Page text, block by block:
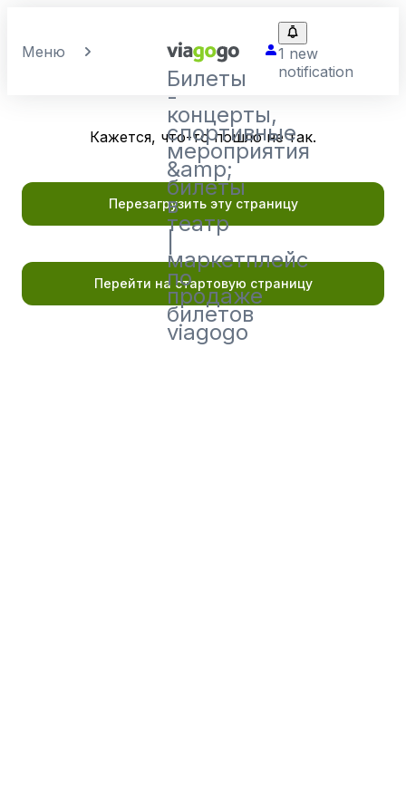
Меню
Билеты
-
концерты,
спортивные
мероприятия
&amp;
билеты
в
театр
маркетплейс
по
продаже
билетов
viagogo
1 new
notification
Кажется, что-то пошло не так.
Перезагрузить эту страницу
Перейти на стартовую страницу